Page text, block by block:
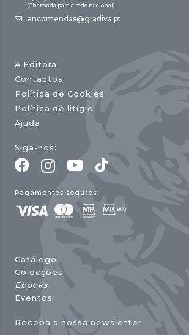
(Chamada para a rede nacional)
encomendas@gradiva.pt
A Editora
Contactos
Política de Cookies
Política de litígio
Ajuda
Siga-nos:
Pagamentos seguros:
Catálogo
Colecções
Ebooks
Eventos
Receba a nossa newsletter